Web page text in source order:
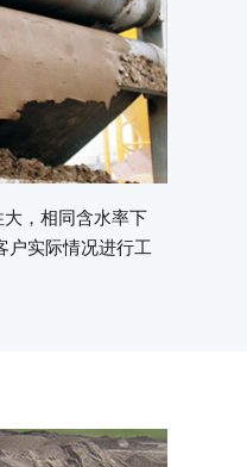
，相同含水率下
户实际情况进行工